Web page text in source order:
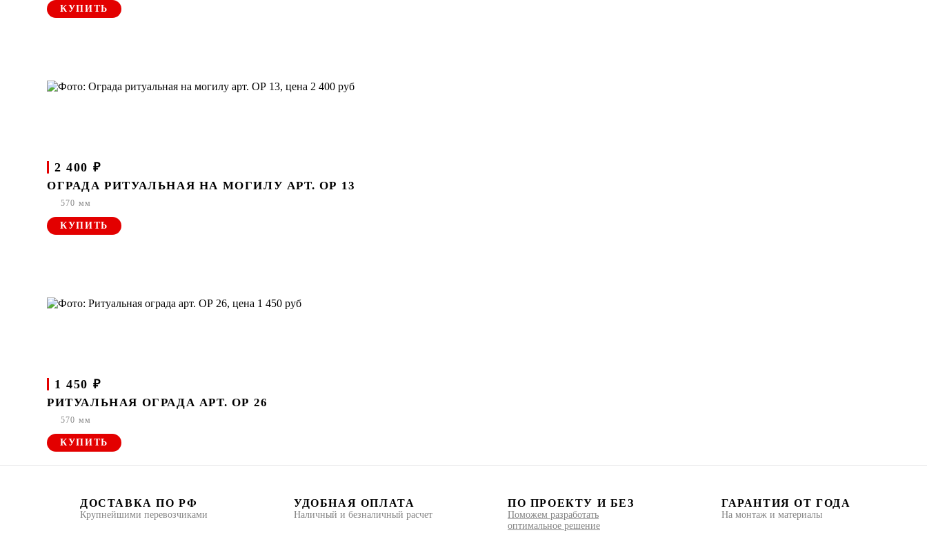
КУПИТЬ
2 400 ₽
ОГРАДА РИТУАЛЬНАЯ НА МОГИЛУ АРТ. ОР 13
570 мм
КУПИТЬ
1 450 ₽
РИТУАЛЬНАЯ ОГРАДА АРТ. ОР 26
570 мм
КУПИТЬ
ДОСТАВКА ПО РФ
Крупнейшими перевозчиками
УДОБНАЯ ОПЛАТА
Наличный и безналичный расчет
ПО ПРОЕКТУ И БЕЗ
Поможем разработать
оптимальное решение
ГАРАНТИЯ ОТ ГОДА
На монтаж и материалы